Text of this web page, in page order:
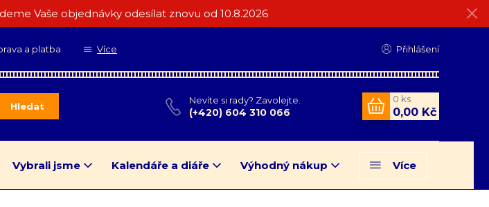
Vaše objednávky odesílat znovu od 10.8.2026
a platba Více Přihlášení
Hledat
Nevíte si rady? Zavolejte.
(+420) 604 310 066
0 ks
0,00 Kč
Vybrali jsme Kalendáře a diáře Výhodný nákup Více